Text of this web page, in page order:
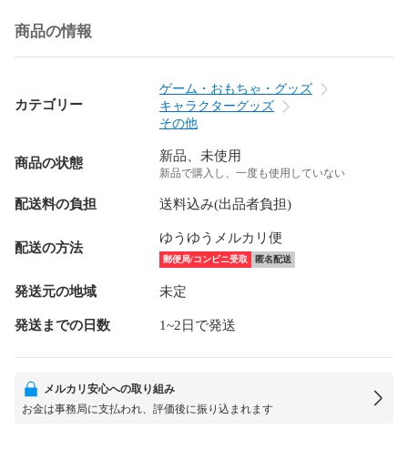
商品の情報
カテゴリー
ゲーム・おもちゃ・グッズ
キャラクターグッズ
その他
商品の状態 新品、未使用
新品で購入し、一度も使用していない
配送料の負担 送料込み(出品者負担)
配送の方法
ゆうゆうメルカリ便
郵便局/コンビニ受取 匿名配送
発送元の地域 未定
発送までの日数 1~2日で発送
メルカリ安心への取り組み
お金は事務局に支払われ、評価後に振り込まれます